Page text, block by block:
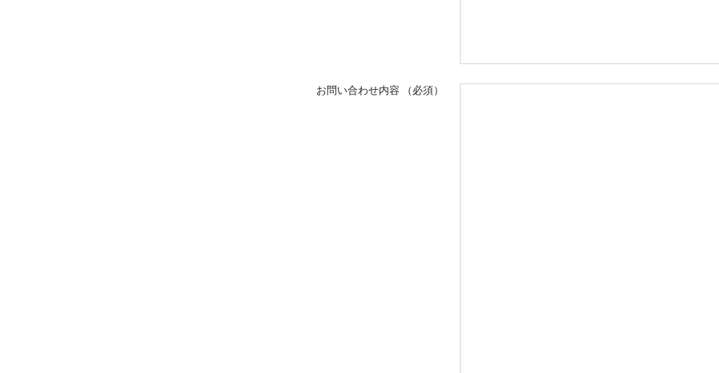
お問い合わせ内容 （必須）